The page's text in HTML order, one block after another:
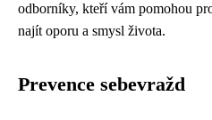
odborníky, kteří vám pomohou
najít oporu a smysl života.
Prevence sebevražd